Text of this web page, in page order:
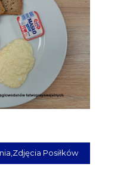
Zdjęcia Posiłków